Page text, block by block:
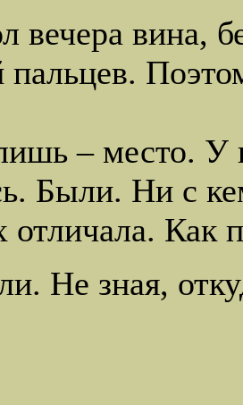
вечера вина,
пальцев.
– место. У
Были. Ни с
отличала.
Не зная,